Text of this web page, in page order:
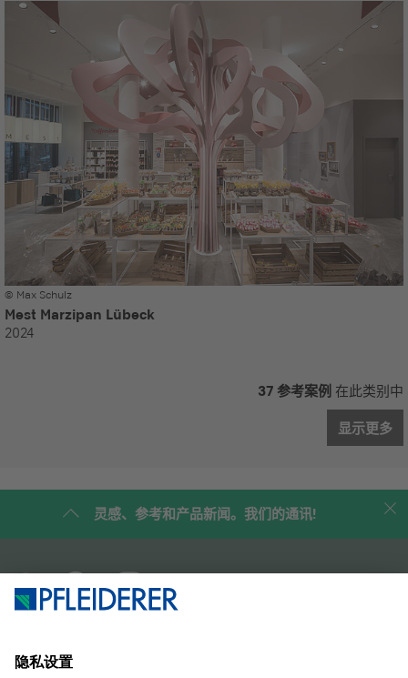
© Max Schulz
Mest Marzipan Lübeck
2024
37 参考案例 在此类别中
显示更多
灵感、参考和产品新闻。我们的通讯!